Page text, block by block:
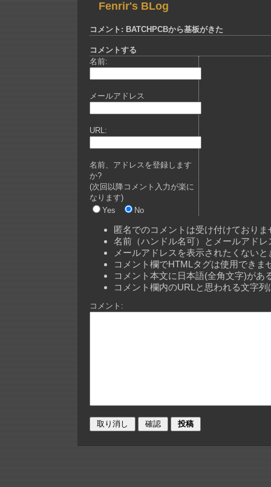
Fenrir's BLog
コメント: BATCHPCBから基板がきた
コメントする
名前:
メールアドレス
URL:
名前、アドレスを登録します
か?
(次回以降コメント入力が楽に
なります)
Yes
No
匿名でのコメントは受け付けておりま
名前（ハンドル名可）とメールアド
メールアドレスを表示されたくない
コメント欄でHTMLタグは使用できま
コメント本文に日本語(全角文字)があ
コメント欄内のURLと思われる文字
コメント: